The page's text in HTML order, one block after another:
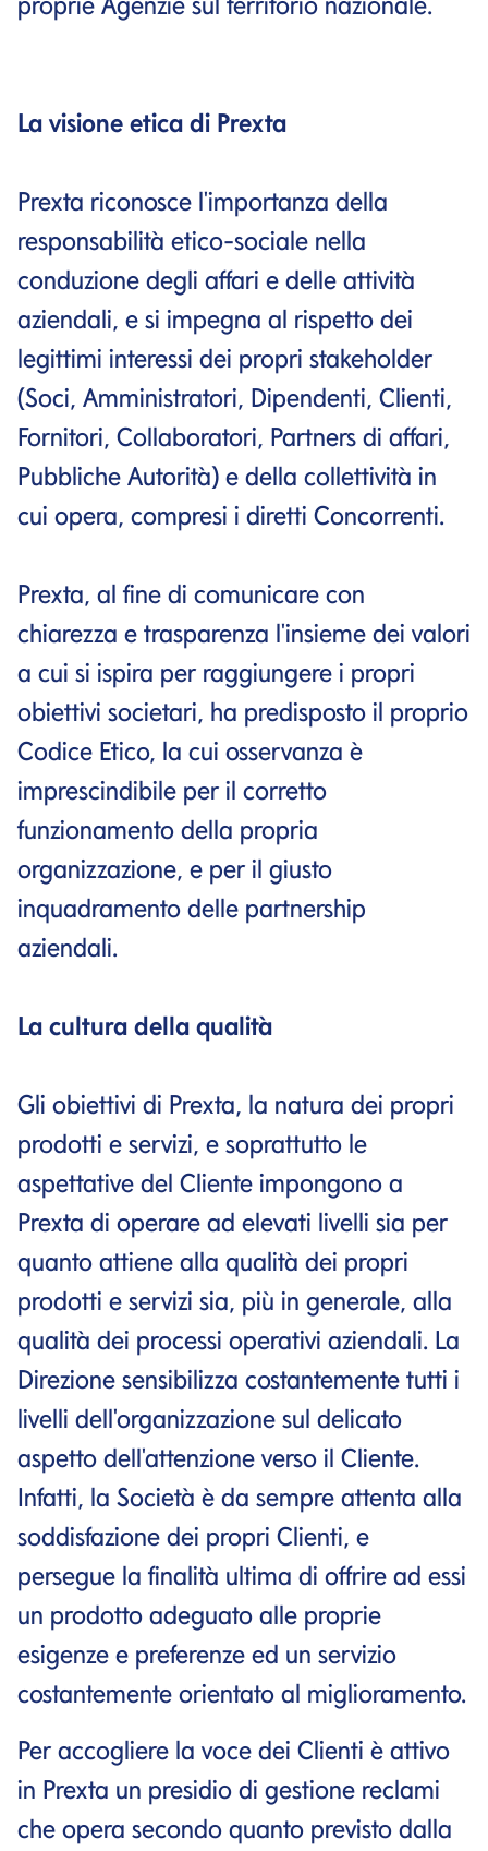
La visione etica di Prexta
Prexta riconosce l'importanza della
responsabilità etico-sociale nella
conduzione degli affari e delle attività
aziendali, e si impegna al rispetto dei
legittimi interessi dei propri stakeholder
(Soci, Amministratori, Dipendenti, Clienti,
Fornitori, Collaboratori, Partners di affari,
Pubbliche Autorità) e della collettività in
cui opera, compresi i diretti Concorrenti.
Prexta, al fine di comunicare con
chiarezza e trasparenza l'insieme dei valori
a cui si ispira per raggiungere i propri
obiettivi societari, ha predisposto il proprio
Codice Etico, la cui osservanza è
imprescindibile per il corretto
funzionamento della propria
organizzazione, e per il giusto
inquadramento delle partnership
aziendali.
La cultura della qualità
Gli obiettivi di Prexta, la natura dei propri
prodotti e servizi, e soprattutto le
aspettative del Cliente impongono a
Prexta di operare ad elevati livelli sia per
quanto attiene alla qualità dei propri
prodotti e servizi sia, più in generale, alla
qualità dei processi operativi aziendali. La
Direzione sensibilizza costantemente tutti i
livelli dell'organizzazione sul delicato
aspetto dell'attenzione verso il Cliente.
Infatti, la Società è da sempre attenta alla
soddisfazione dei propri Clienti, e
persegue la finalità ultima di offrire ad essi
un prodotto adeguato alle proprie
esigenze e preferenze ed un servizio
costantemente orientato al miglioramento.
Per accogliere la voce dei Clienti è attivo
in Prexta un presidio di gestione reclami
che opera secondo quanto previsto dalla